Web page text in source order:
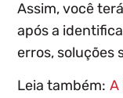
Assim, você
após a
erros, soluções
Leia também: A